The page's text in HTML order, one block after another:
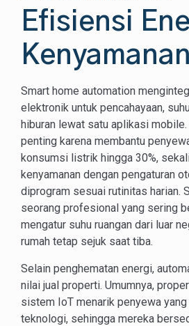
Efisiensi
Smart home automation
elektronik untuk pencahayaan,
hiburan lewat satu aplikasi
penting karena membantu
konsumsi listrik hingga 30%,
kenyamanan dengan pengaturan
diprogram sesuai rutinitas harian.
seorang profesional yang sering
mengatur suhu ruangan dari luar
rumah tetap sejuk saat tiba.
Selain penghematan energi,
nilai jual properti. Umumnya,
sistem IoT menarik penyewa
teknologi, sehingga mereka